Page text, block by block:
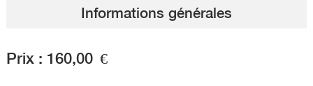
Informations générales
Prix : 160,00 €